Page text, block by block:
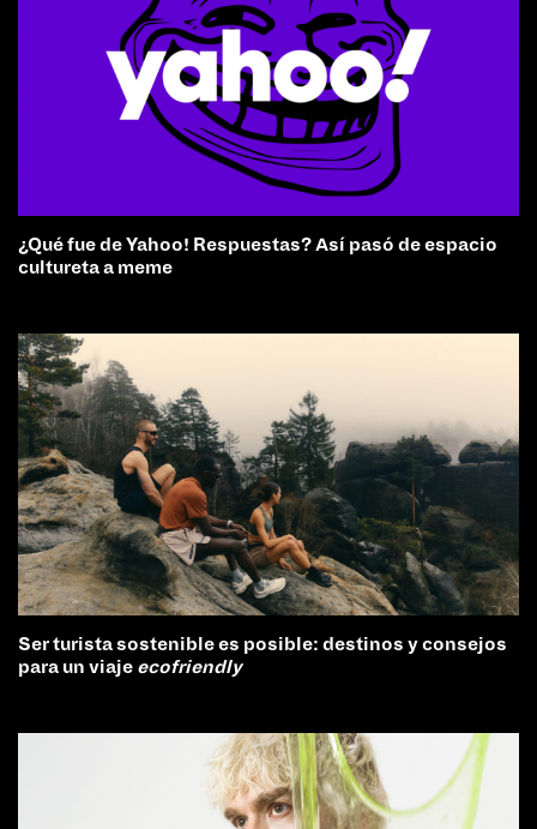
¿Qué fue de Yahoo! Respuestas? Así pasó de espacio
cultureta a meme
Ser turista sostenible es posible: destinos y consejos
para un viaje ecofriendly